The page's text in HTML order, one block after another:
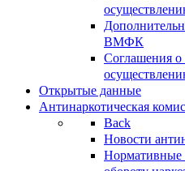
ВМФК
Соглашения
Открытые данные
Антинаркотическая
Back
Новости
Нормативные